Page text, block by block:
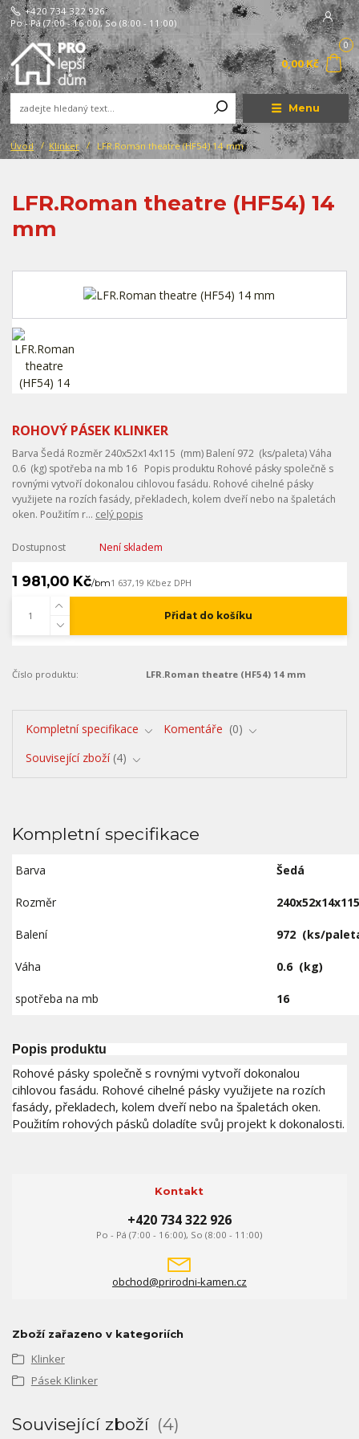
Menu
+420 734 322 926
Po - Pá (7:00 - 16:00), So (8:00 - 11:00)
0
0,00 Kč
Úvod Klinker LFR.Roman theatre (HF54) 14 mm
LFR.Roman theatre (HF54) 14
mm
ROHOVÝ PÁSEK KLINKER
Barva Šedá Rozměr 240x52x14x115 (mm) Balení 972 (ks/paleta) Váha
0.6 (kg) spotřeba na mb 16 Popis produktu Rohové pásky společně s
rovnými vytvoří dokonalou cihlovou fasádu. Rohové cihelné pásky
využijete na rozích fasády, překladech, kolem dveří nebo na špaletách
oken. Použitím r... celý popis
Dostupnost Není skladem
1 981,00 Kč/bm1 637,19 Kčbez DPH
Přidat do košíku
Číslo produktu: LFR.Roman theatre (HF54) 14 mm
Kompletní specifikace Komentáře
0
Související zboží 4
Kompletní specifikace
Barva Šedá
Rozměr
Balení 972 (ks/
Váha 0.6 (kg)
spotřeba na mb 16
Popis produktu
Rohové pásky společně s rovnými vytvoří dokonalou
cihlovou fasádu. Rohové cihelné pásky využijete na rozích
fasády, překladech, kolem dveří nebo na špaletách oken.
Použitím rohových pásků doladíte svůj projekt k dokonalosti.
Kontakt
+420 734 322 926
Po - Pá (7:00 - 16:00), So (8:00 - 11:00)
obchod@prirodni-kamen.cz
Zboží zařazeno v kategoriích
Klinker
Pásek Klinker
Související zboží 4